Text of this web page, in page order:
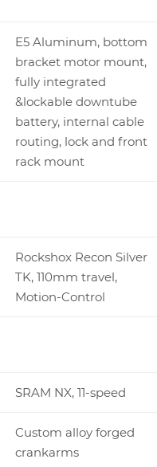
E5 Aluminum, bottom
bracket motor mount,
fully integrated
&lockable downtube
battery, internal cable
routing, lock and front
rack mount
Rockshox Recon Silver
TK, 110mm travel,
Motion-Control
SRAM NX, 11-speed
Custom alloy forged
crankarms